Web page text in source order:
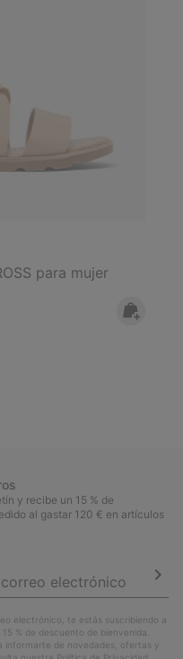
para mujer
y recibe un 15 % de
al gastar 120 € en artículos
electrónico, te estás suscribiendo a
% de descuento de bienvenida.
informarte de novedades, ofertas y